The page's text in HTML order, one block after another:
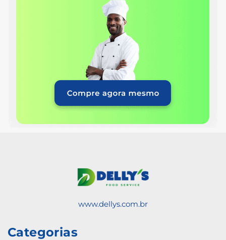
www.dellys.com.br
Categorias